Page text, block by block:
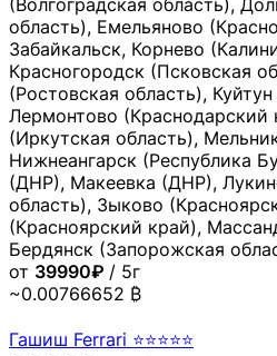
(Волгоградская область),
область), Емельяново
Забайкальск, Корнево
Красногородск (Псковская
(Ростовская область),
Лермонтово (Краснодарский
(Иркутская область),
Нижнеангарск (Республика
(ДНР), Макеевка (ДНР),
область), Зыково
(Красноярский край),
Бердянск (Запорожская
от 39990₽ / 5г
~0.00766652 ₿
Гашиш Ferrari ⭐⭐⭐⭐⭐